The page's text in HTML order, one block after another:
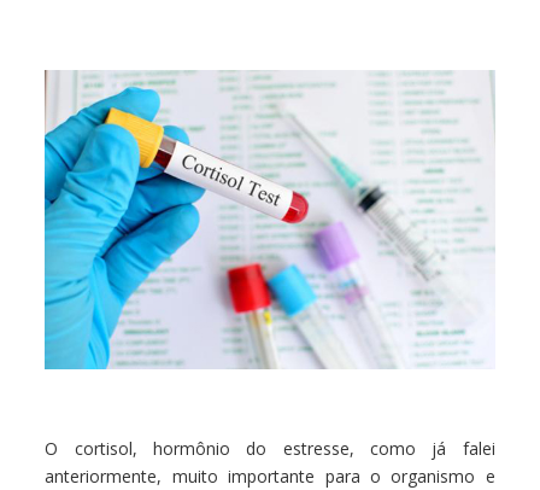
O cortisol, hormônio do estresse, como já falei
anteriormente, muito importante para o organismo e